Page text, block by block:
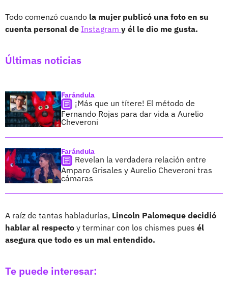
Todo comenzó cuando la mujer publicó una foto en su
cuenta personal de Instagram y él le dio me gusta.
Últimas noticias
Farándula
¡Más que un títere! El método de
Fernando Rojas para dar vida a Aurelio
Cheveroni
Farándula
Revelan la verdadera relación entre
Amparo Grisales y Aurelio Cheveroni tras
cámaras
A raíz de tantas habladurías, Lincoln Palomeque decidió
hablar al respecto y terminar con los chismes pues él
asegura que todo es un mal entendido.
Te puede interesar: